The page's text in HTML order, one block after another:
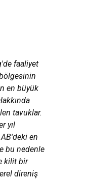
faaliyet
en büyük
tavuklar.
yıl
en
bu nedenle
kilit bir
direniş